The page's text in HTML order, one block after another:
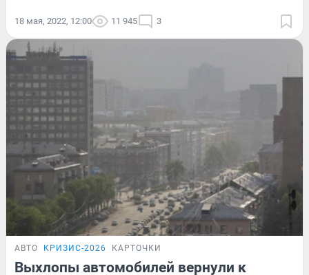
18 мая, 2022, 12:00 11 945 3
АВТО КРИЗИС-2026 КАРТОЧКИ
Выхлопы автомобилей вернули к